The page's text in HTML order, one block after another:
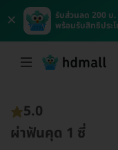
×
รับส่วนลด 200 บ
พร้อมรับสิทธิประ
5.0
ผ่าฟันคุด 1 ซี่